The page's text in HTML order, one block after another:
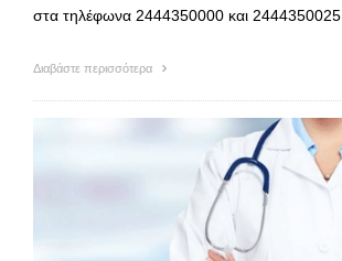
στα τηλέφωνα 2444350000 και 2444350025.
Διαβάστε περισσότερα